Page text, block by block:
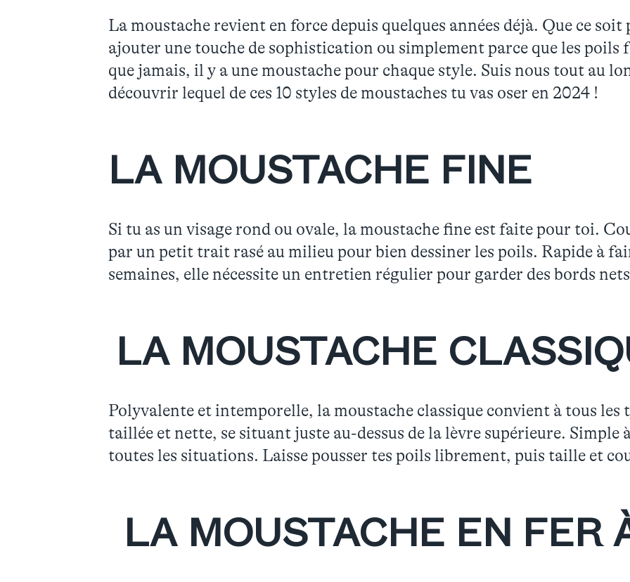
La moustache revient en force depuis quelques années déjà. Que ce
ajouter une touche de sophistication ou simplement parce que les poils
que jamais, il y a une moustache pour chaque style. Suis nous tout au
découvrir lequel de ces 10 styles de moustaches tu vas oser en 2024 !
LA MOUSTACHE FINE
Si tu as un visage rond ou ovale, la moustache fine est faite pour toi.
par un petit trait rasé au milieu pour bien dessiner les poils. Rapide à
semaines, elle nécessite un entretien régulier pour garder des bords
LA MOUSTACHE
Polyvalente et intemporelle, la moustache classique convient à tous les
taillée et nette, se situant juste au-dessus de la lèvre supérieure. Simple
toutes les situations. Laisse pousser tes poils librement, puis taille et
LA MOUSTACHE EN FER